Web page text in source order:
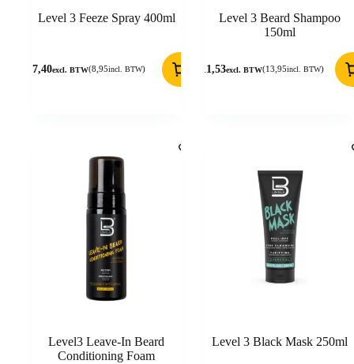
Level 3 Feeze Spray 400ml
7,40excl. BTW(8,95incl. BTW)
Level 3 Beard Shampoo
150ml
11,53excl. BTW(13,95incl. BTW)
Level3 Leave-In Beard
Conditioning Foam
Level 3 Black Mask 250ml